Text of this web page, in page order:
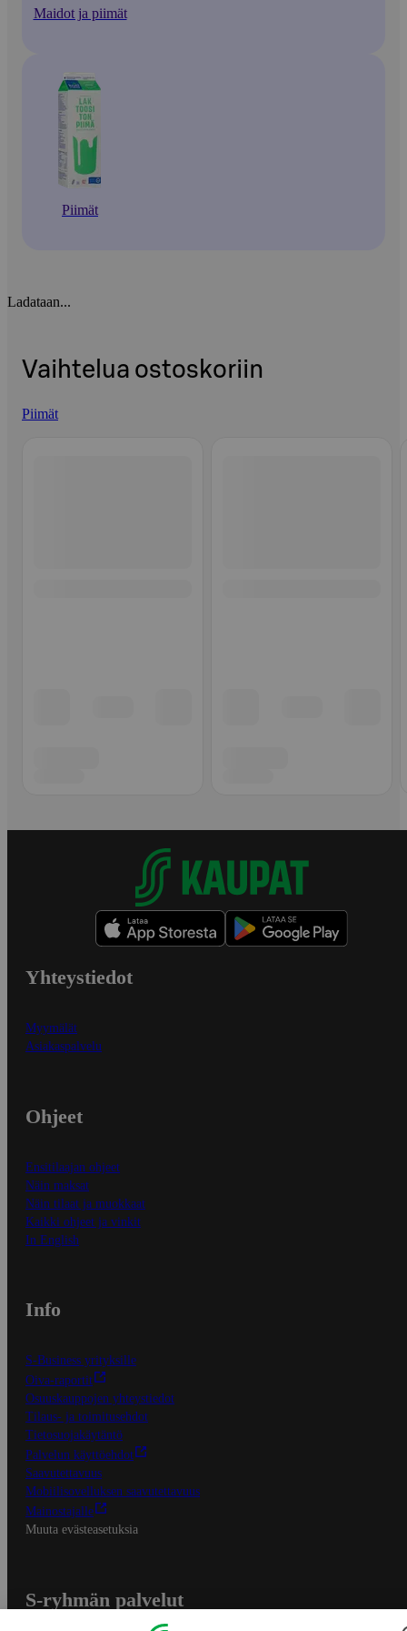
Maidot ja piimät
Piimät
Ladataan...
Vaihtelua ostoskoriin
Piimät
Yhteystiedot
Myymälät
Asiakaspalvelu
Ohjeet
Ensitilaajan ohjeet
Näin maksat
Näin tilaat ja muokkaat
Kaikki ohjeet ja vinkit
In English
Info
S-Business yrityksille
Oiva-raportit
Osuuskauppojen yhteystiedot
Tilaus- ja toimitusehdot
Tietosuojakäytäntö
Palvelun käyttöehdot
Saavutettavuus
Mobiilisovelluksen saavutettavuus
Mainostajalle
Muuta evästeasetuksia
S-ryhmän palvelut